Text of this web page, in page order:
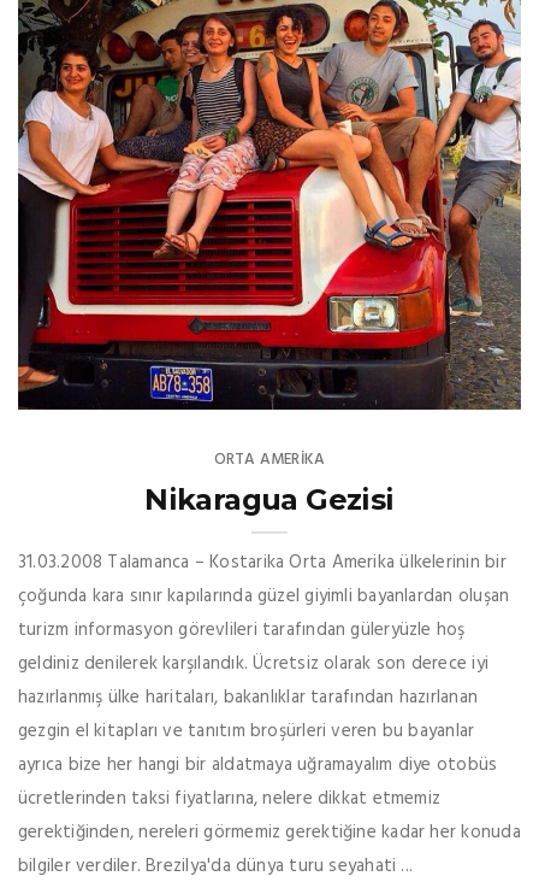
ORTA AMERIKA
Nikaragua Gezisi
31.03.2008 Talamanca – Kostarika Orta Amerika ülkelerinin bir
çoğunda kara sınır kapılarında güzel giyimli bayanlardan oluşan
turizm informasyon görevlileri tarafından güleryüzle hoş
geldiniz denilerek karşılandık. Ücretsiz olarak son derece iyi
hazırlanmış ülke haritaları, bakanlıklar tarafından hazırlanan
gezgin el kitapları ve tanıtım broşürleri veren bu bayanlar
ayrıca bize her hangi bir aldatmaya uğramayalım diye otobüs
ücretlerinden taksi fiyatlarına, nelere dikkat etmemiz
gerektiğinden, nereleri görmemiz gerektiğine kadar her konuda
bilgiler verdiler. Brezilya'da dünya turu seyahati ...